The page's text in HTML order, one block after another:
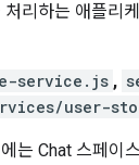
처리하는 애플리
service.js ,
user-
는 Chat 스페이